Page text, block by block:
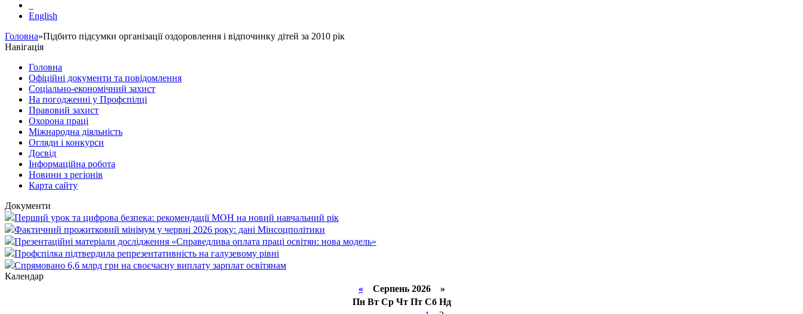
English
Головна»Підбито підсумки організації оздоровлення і відпочинку дітей за 2010 рік
Навігація
Головна
Офіційні документи та повідомлення
Соціально-економічний захист
На погодженні у Профспілці
Правовий захист
Охорона праці
Міжнародна діяльність
Огляди і конкурси
Досвід
Інформаційна робота
Новини з регіонів
Карта сайту
Документи
Перший урок та цифрова безпека: рекомендації МОН на новий навчальний рік
Фактичний прожитковий мінімум у червні 2026 року: дані Мінсоцполітики
Презентаційні матеріали дослідження «Справедлива оплата праці освітян: нова модель»
Профспілка підтвердила репрезентативність на галузевому рівні
Спрямовано 6,6 млрд грн на своєчасну виплату зарплат освітянам
Календар
«Серпень 2026 »
Пн Вт Ср Чт Пт Сб Нд